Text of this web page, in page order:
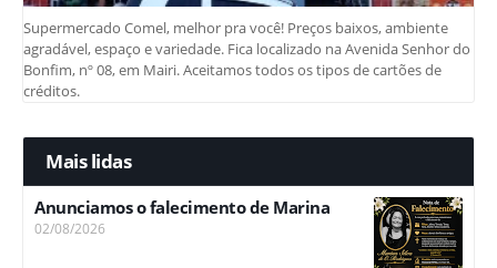
Supermercado Comel, melhor pra você! Preços baixos, ambiente
agradável, espaço e variedade. Fica localizado na Avenida Senhor do
Bonfim, nº 08, em Mairi. Aceitamos todos os tipos de cartões de
créditos.
Mais lidas
Anunciamos o falecimento de Marina
02/08/2026